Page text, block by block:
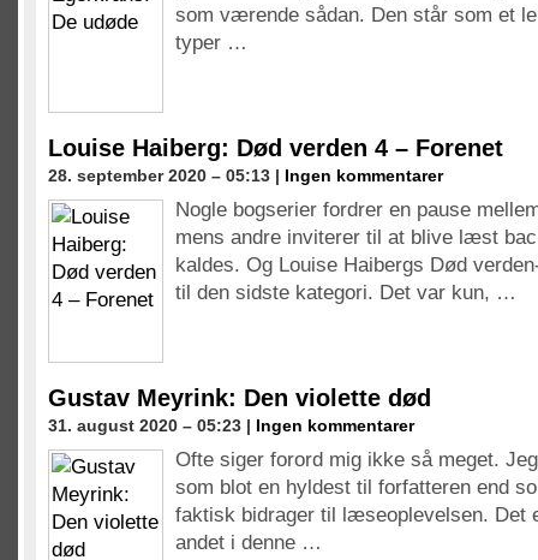
som værende sådan. Den står som et
typer …
Louise Haiberg: Død verden 4 – Forenet
28. september 2020 – 05:13 | Ingen kommentarer
Nogle bogserier fordrer en pause
mens andre inviterer til at blive læst
kaldes. Og Louise Haibergs Død
til den sidste kategori. Det var kun, …
Gustav Meyrink: Den violette død
31. august 2020 – 05:23 | Ingen kommentarer
Ofte siger forord mig ikke så meget.
som blot en hyldest til forfatteren end
faktisk bidrager til læseoplevelsen. Det
andet i denne …